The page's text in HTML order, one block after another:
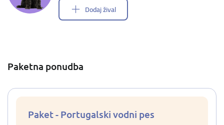
Dodaj žival
Paketna ponudba
Paket - Portugalski vodni pes